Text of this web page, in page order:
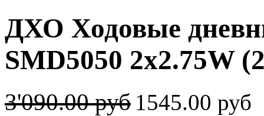
ДХО Ходовые
SMD5050 2x2.75W
3'090.00 руб 1545.00 руб